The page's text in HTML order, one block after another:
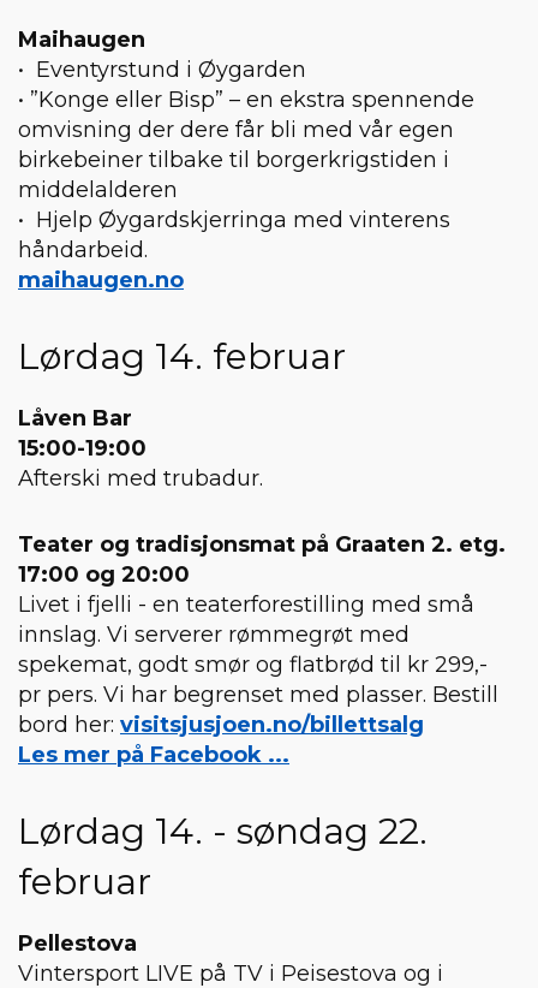
Maihaugen
• Eventyrstund i Øygarden
• ”Konge eller Bisp” – en ekstra spennende
omvisning der dere får bli med vår egen
birkebeiner tilbake til borgerkrigstiden i
middelalderen
• Hjelp Øygardskjerringa med vinterens
håndarbeid.
maihaugen.no
Lørdag 14. februar
Låven Bar
15:00-19:00
Afterski med trubadur.
Teater og tradisjonsmat på Graaten 2. etg.
17:00 og 20:00
Livet i fjelli - en teaterforestilling med små
innslag. Vi serverer rømmegrøt med
spekemat, godt smør og flatbrød til kr 299,-
pr pers. Vi har begrenset med plasser. Bestill
bord her: visitsjusjoen.no/billettsalg
Les mer på Facebook ...
Lørdag 14. - søndag 22.
februar
Pellestova
Vintersport LIVE på TV i Peisestova og i